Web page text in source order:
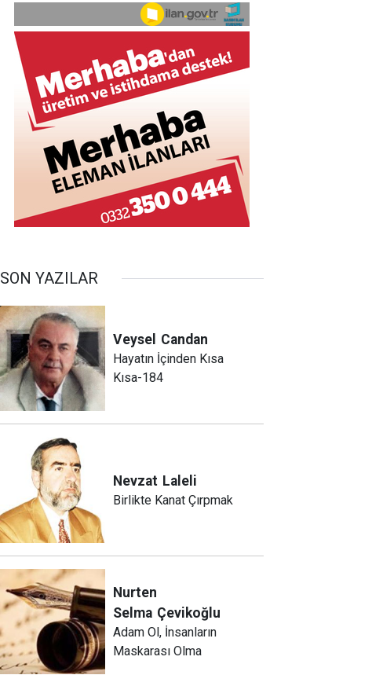
SON YAZILAR
Veysel Candan
Hayatın İçinden Kısa
Kısa-184
Nevzat Laleli
Birlikte Kanat Çırpmak
Nurten
Selma Çevikoğlu
Adam Ol, İnsanların
Maskarası Olma